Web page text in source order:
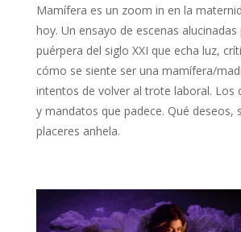
Mamífera es un zoom in en la
hoy. Un ensayo de escenas alucinadas
puérpera del siglo XXI que echa luz,
cómo se siente ser una mamífera/
intentos de volver al trote laboral. Los
y mandatos que padece. Qué deseos,
placeres anhela.